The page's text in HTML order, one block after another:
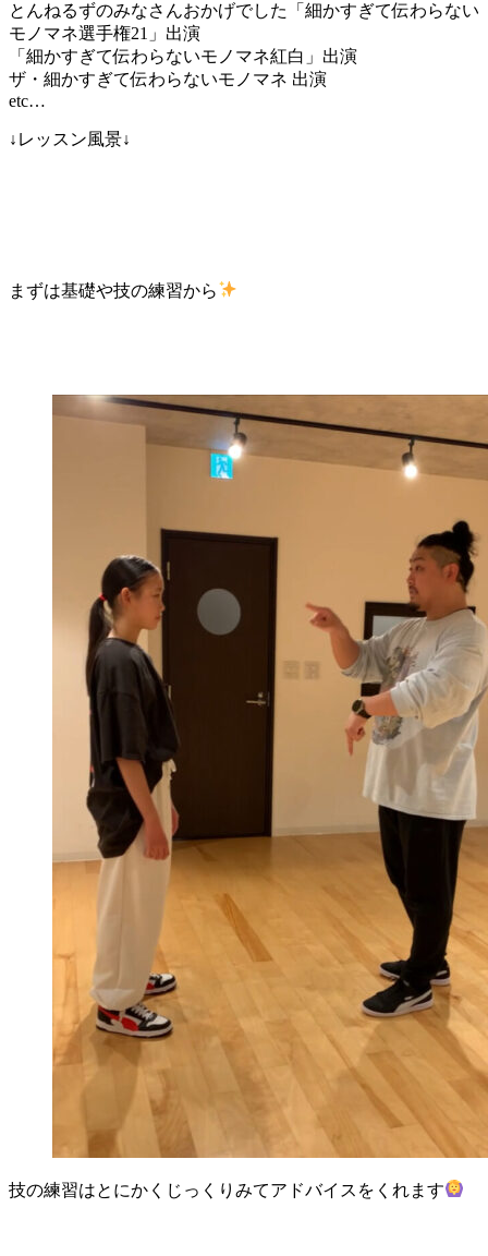
とんねるずのみなさんおかげでした「細かすぎて伝わらない
モノマネ選手権21」出演
「細かすぎて伝わらないモノマネ紅白」出演
ザ・細かすぎて伝わらないモノマネ 出演
etc…
↓レッスン風景↓
まずは基礎や技の練習から
技の練習はとにかくじっくりみてアドバイスをくれます